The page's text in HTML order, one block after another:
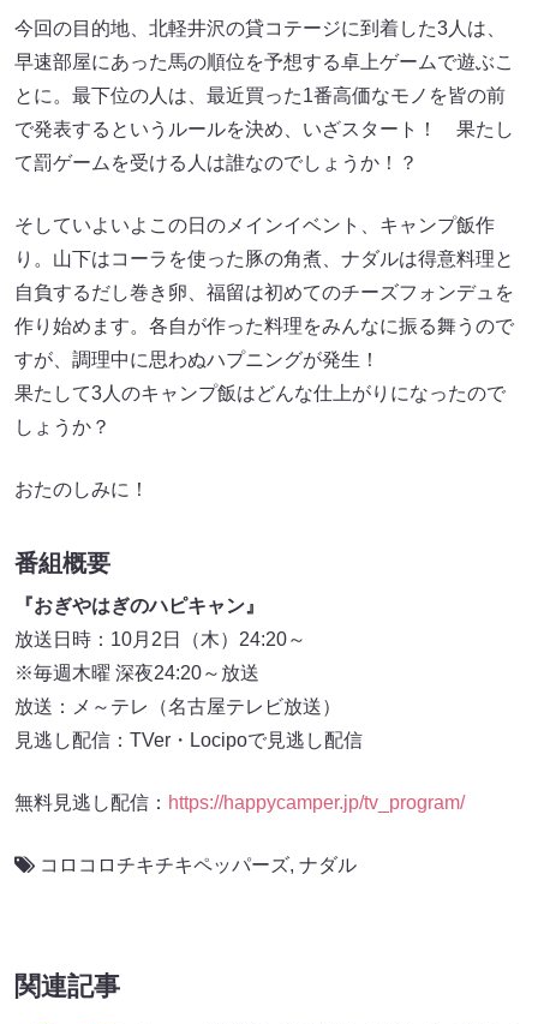
今回の目的地、北軽井沢の貸コテージに到着した3人は、
早速部屋にあった馬の順位を予想する卓上ゲームで遊ぶこ
とに。最下位の人は、最近買った1番高価なモノを皆の前
で発表するというルールを決め、いざスタート！ 果たし
て罰ゲームを受ける人は誰なのでしょうか！？
そしていよいよこの日のメインイベント、キャンプ飯作
り。山下はコーラを使った豚の角煮、ナダルは得意料理と
自負するだし巻き卵、福留は初めてのチーズフォンデュを
作り始めます。各自が作った料理をみんなに振る舞うので
すが、調理中に思わぬハプニングが発生！
果たして3人のキャンプ飯はどんな仕上がりになったので
しょうか？
おたのしみに！
番組概要
『おぎやはぎのハピキャン』
放送日時：10月2日（木）24:20～
※毎週木曜 深夜24:20～放送
放送：メ～テレ（名古屋テレビ放送）
見逃し配信：TVer・Locipoで見逃し配信
無料見逃し配信： https://happycamper.jp/tv_program/
コロコロチキチキペッパーズ, ナダル
関連記事